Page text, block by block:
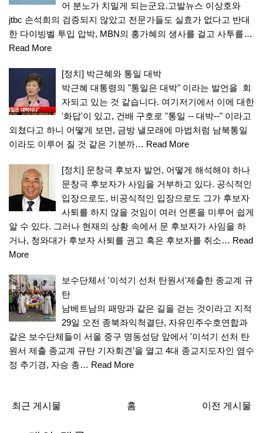
어 분노가 치밀게 되는군요.고발뉴스 이상호와
jtbc 손석희의 검증되지 않았고 전문가들도 실효가 없다고 반대
한 다이빙벨 투입 압박, MBN의 홍가혜의 생사를 걸고 사투를…
Read More
[정치] 박근혜와 통일 대박
박근혜 대통령의 "통일은 대박" 이라는 발언을 회
자되고 있는 것 같습니다. 여기저기에서 이에 대한
'화답'이 있고, 건배 구호로 "통일 -- 대박--" 이라고
외쳤다고 하니 어떻게 보면, 금방 낼모래에 마법처럼 남북통일
이라도 이루어 질 것 같은 기분까… Read More
[정치] 문창극 후보자 발언, 어떻게 해석해야 하나
문창극 후보자가 사임을 거부하고 있다. 공식적인
입장으로도, 비공식적인 입장으로도 그가 후보자
사퇴를 하지 않을 것임이 여러 언론을 미루어 쉽게
알 수 있다. 그러나 현재의 상황 속에서 문 후보자가 사임을 하
거나, 청와대가 후보자 사퇴를 권고 혹은 후보자를 취소… Read
More
보수단체서 '이석기 선처 탄원서'제출한 종교계 규
탄
남베트남의 패망과 같은 길을 걷는 것이라고 지적
29일 오전 종북좌익척결단, 자유민주수호연합과
같은 보수단체들이 서울 중구 명동성당 앞에서 '이석기 선처 탄
원서 제출 종교계 규탄 기자회견’을 열고 4대 종교지도자인 염수
정 추기경, 자승 총… Read More
최근 게시물 이전 게시물
홈